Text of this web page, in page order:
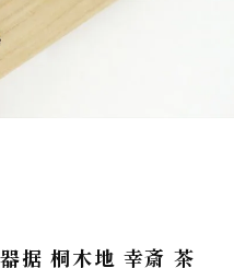
据 桐木地 幸斎 茶